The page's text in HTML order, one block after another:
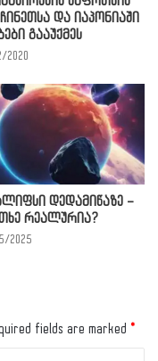
და იაპონიაში
გააუქმეს
2020
დედამიწაზე –
რეალურია?
2025
fields are marked *